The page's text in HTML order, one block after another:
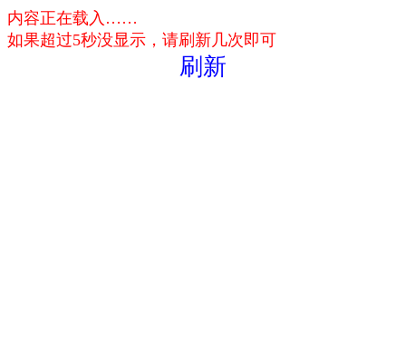
内容正在载入……
如果超过5秒没显示，请刷新几次即可
刷新